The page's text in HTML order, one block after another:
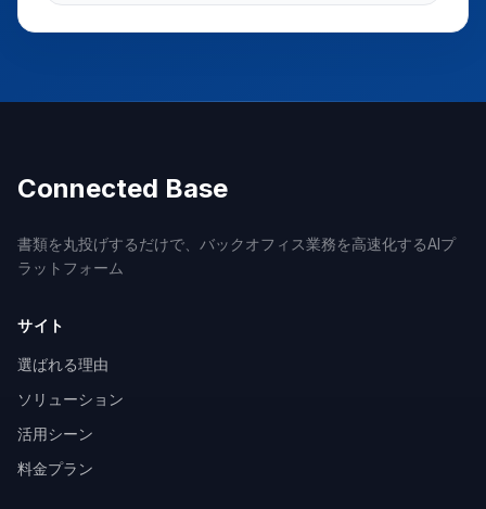
Connected Base
書類を丸投げするだけで、バックオフィス業務を高速化するAIプ
ラットフォーム
サイト
選ばれる理由
ソリューション
活用シーン
料金プラン